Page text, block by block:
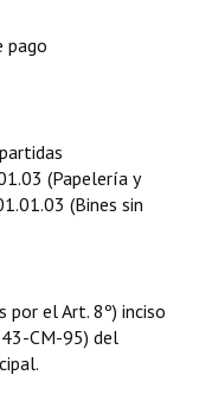
pago
(Papelería y
(Bines sin
por el Art. 8º) inciso
CM-95) del